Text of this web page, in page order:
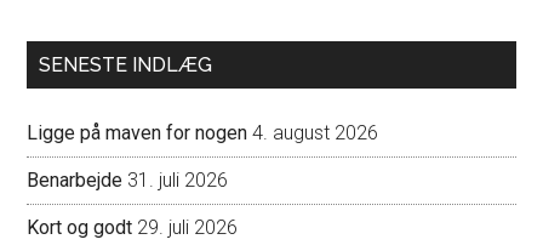
SENESTE INDLÆG
Ligge på maven for nogen 4. august 2026
Benarbejde 31. juli 2026
Kort og godt 29. juli 2026